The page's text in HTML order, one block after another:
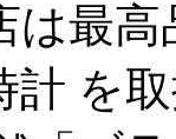
は最
計 を